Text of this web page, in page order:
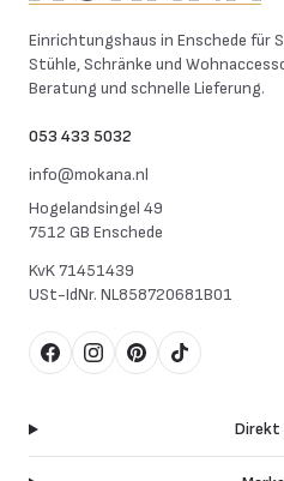
Einrichtungshaus in Enschede für
Stühle, Schränke und
Beratung und schnelle Lieferung.
053 433 5032
info@mokana.nl
Hogelandsingel 49
7512 GB Enschede
KvK71451439
USt-IdNr. NL858720681B01
FacebookInstagram
Pinterest
TikTok
Direkt